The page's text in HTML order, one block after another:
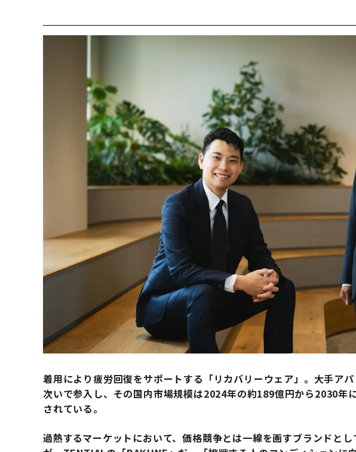
着用により疲労回復をサポートする「リカバリーウェア」。大手ア
次いで参入し、その国内市場規模は2024年の約189億円から2030年
されている。
過熱するマーケットにおいて、価格競争とは一線を画すブランドと